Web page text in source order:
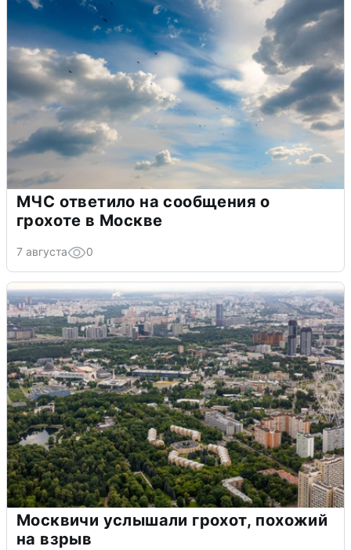
МЧС ответило на сообщения о
грохоте в Москве
7 августа 0
Москвичи услышали грохот, похожий
на взрыв